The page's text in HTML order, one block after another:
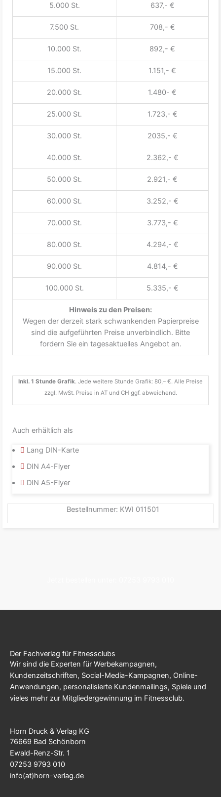
5.000 St. 637,- €
7.500 St. 708,- €
10.000 St. 892,- €
15.000 St. 1.151,- €
20.000 St. 1.480- €
25.000 St. 1.723,- €
30.000 St. 2035,- €
40.000 St. 2.362,- €
50.000 St. 2.921,- €
60.000 St. 3.252,- €
70.000 St. 3.773,- €
80.000 St. 4.294,- €
90.000 St. 4.814,- €
100.000 St. 5.335,- €
Hinweis zu den Preisen:
Wegen der derzeit stark schwankenden Papierpreise
sind die aufgeführten Preise unverbindlich. Bitte
fordern Sie ein tagesaktuelles Angebot an.
Inkl. 1 Stunde Grafik. Jede weitere Stunde Grafik: 80,– €. Alle Preise
zzgl. MwSt. Preise in AT und CH ggf. abweichend.
Auch erhältlich als
Lang DIN-Karte
DIN A4-Flyer
DIN A5-Flyer
Bestellnummer: KWI 011501
Der Fachverlag für Fitnessclubs
Wir sind die Experten für Werbekampagnen,
Kundenzeitschriften, Social-Media-Kampagnen, Online-
Anwendungen, personalisierte Kundenmailings, Spiele und
vieles mehr zur Mitgliedergewinnung im Fitnessclub.
Horn Druck & Verlag KG
76669 Bad Schönborn
Ewald-Renz-Str. 1
07253 9793 010
info(at)horn-verlag.de